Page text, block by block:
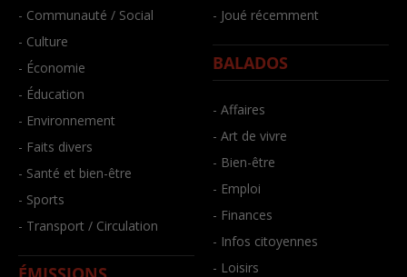
- Communauté / Social
- Culture
- Économie
- Éducation
- Environnement
- Faits divers
- Santé et bien-être
- Sports
- Transport / Circulation
- Joué récemment
BALADOS
- Affaires
- Art de vivre
- Bien-être
- Emploi
- Finances
- Infos citoyennes
- Loisirs